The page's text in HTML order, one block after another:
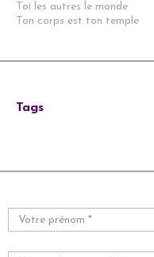
Toi les autres le monde
Ton corps est ton temple
Tags